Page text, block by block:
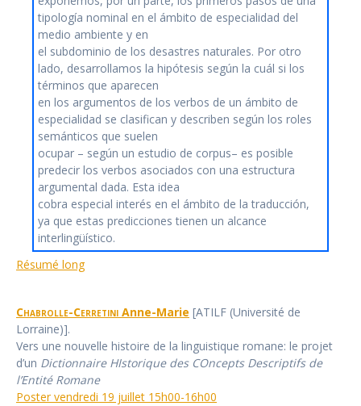
tipología nominal en el ámbito de especialidad del
medio ambiente y en
el subdominio de los desastres naturales. Por otro
lado, desarrollamos la hipótesis según la cuál si los
términos que aparecen
en los argumentos de los verbos de un ámbito de
especialidad se clasifican y describen según los roles
semánticos que suelen
ocupar – según un estudio de corpus– es posible
predecir los verbos asociados con una estructura
argumental dada. Esta idea
cobra especial interés en el ámbito de la traducción,
ya que estas predicciones tienen un alcance
interlingüístico.
Résumé long
Chabrolle-Cerretini Anne-Marie [ATILF (Université de
Lorraine)].
Vers une nouvelle histoire de la linguistique romane: le projet
d’un Dictionnaire HIstorique des COncepts Descriptifs de
l’Entité Romane
Poster vendredi 19 juillet 15h00-16h00